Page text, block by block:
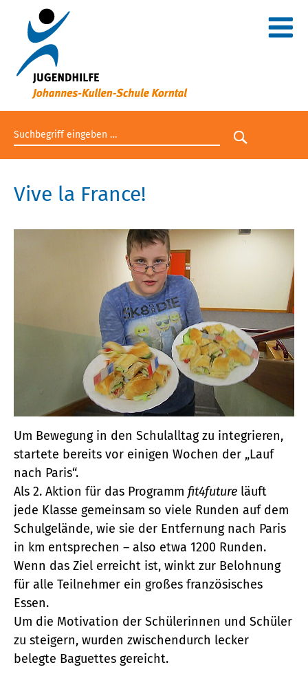
Suchbegriff eingeben
Suche
Vive la France!
Um Bewegung in den Schulalltag zu integrieren,
startete bereits vor einigen Wochen der „Lauf
nach Paris“.
Als 2. Aktion für das Programm fit4future läuft
jede Klasse gemeinsam so viele Runden auf dem
Schulgelände, wie sie der Entfernung nach Paris
in km entsprechen – also etwa 1200 Runden.
Wenn das Ziel erreicht ist, winkt zur Belohnung
für alle Teilnehmer ein großes französisches
Essen.
Um die Motivation der Schülerinnen und Schüler
zu steigern, wurden zwischendurch lecker
belegte Baguettes gereicht.